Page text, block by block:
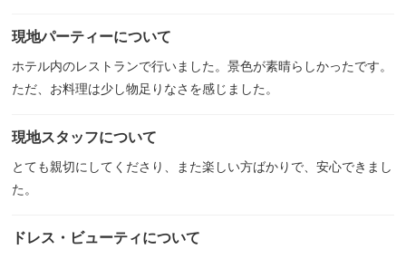
現地パーティーについて
ホテル内のレストランで行いました。景色が素晴らしかったです。
ただ、お料理は少し物足りなさを感じました。
現地スタッフについて
とても親切にしてくださり、また楽しい方ばかりで、安心できまし
た。
ドレス・ビューティについて